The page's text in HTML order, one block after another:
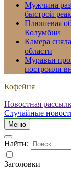
Мужчина
быстрой
Плюшевая
Колумбии
Камера
области
Муравьи
построили
Кофейня
Новостная
Случайные
Меню
Найти:
Заголовки